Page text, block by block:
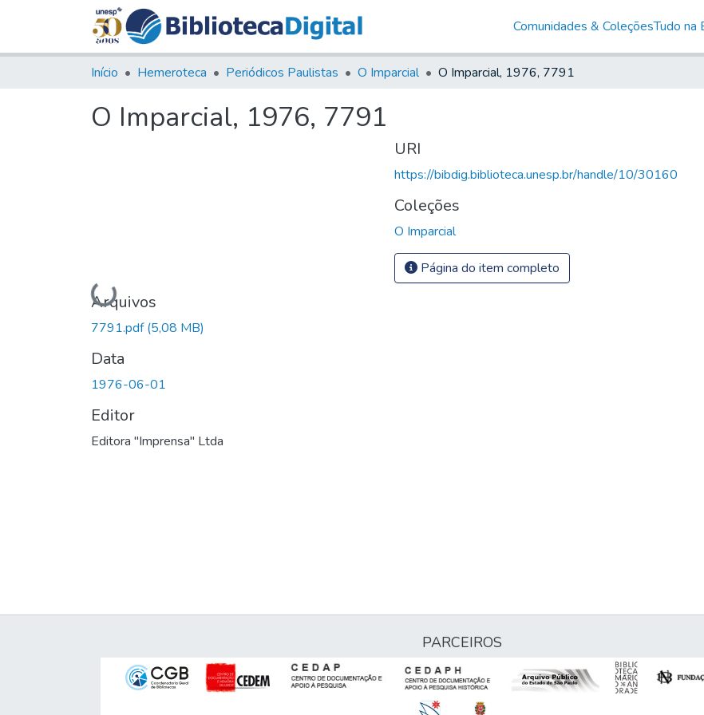
Comunidades & ColeçõesTudo na
Início Hemeroteca Periódicos Paulistas O Imparcial O Imparcial, 1976, 7791
O Imparcial, 1976, 7791
Carregando...
Arquivos
7791.pdf(5,08 MB)
Data
1976-06-01
Editor
Editora "Imprensa" Ltda
URI
https://bibdig.biblioteca.unesp.br/handle/10/30160
Coleções
O Imparcial
Página do item completo
PARCEIROS